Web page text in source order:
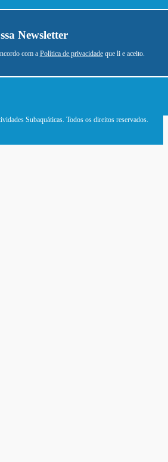
Newsletter
com a Política de privacidadeque li e aceito.
Subaquáticas. Todos os direitos reservados.